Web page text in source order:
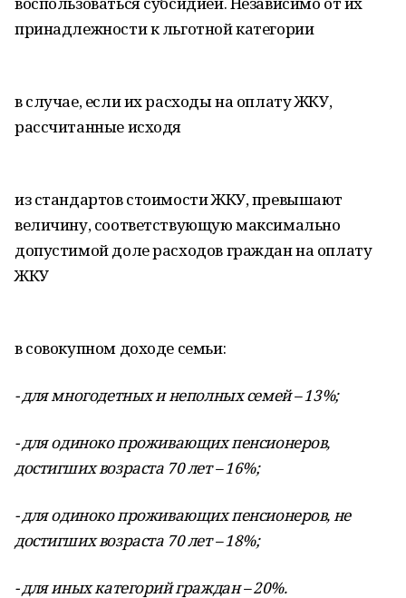
принадлежности к льготной категории
в случае, если их расходы на оплату ЖКУ,
рассчитанные исходя
из стандартов стоимости ЖКУ, превышают
величину, соответствующую максимально
допустимой доле расходов граждан на оплату
ЖКУ
в совокупном доходе семьи:
- для многодетных и неполных семей – 13%;
- для одиноко проживающих пенсионеров,
достигших возраста 70 лет – 16%;
- для одиноко проживающих пенсионеров, не
достигших возраста 70 лет – 18%;
- для иных категорий граждан – 20%.